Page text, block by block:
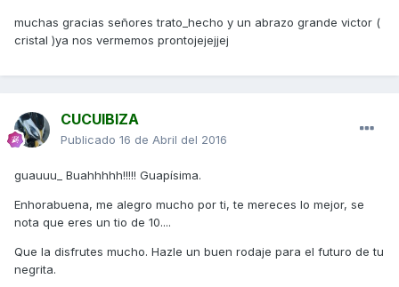
muchas gracias señores trato_hecho y un abrazo grande victor (
cristal )ya nos vermemos prontojejejjej
CUCUIBIZA
Publicado 16 de Abril del 2016
guauuu_ Buahhhhh!!!!! Guapísima.
Enhorabuena, me alegro mucho por ti, te mereces lo mejor, se
nota que eres un tio de 10....
Que la disfrutes mucho. Hazle un buen rodaje para el futuro de tu
negrita.